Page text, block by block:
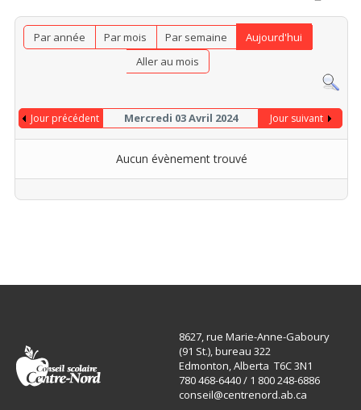
Par année Par mois Par semaine
Aujourd'hui
Aller au mois
Jour précédent Mercredi 03 Avril 2024 Jour suivant
Aucun évènement trouvé
8627, rue Marie-Anne-Gaboury
(91 St.), bureau 322
Edmonton, Alberta T6C 3N1
780 468-6440 / 1 800 248-6886
conseil@centrenord.ab.ca